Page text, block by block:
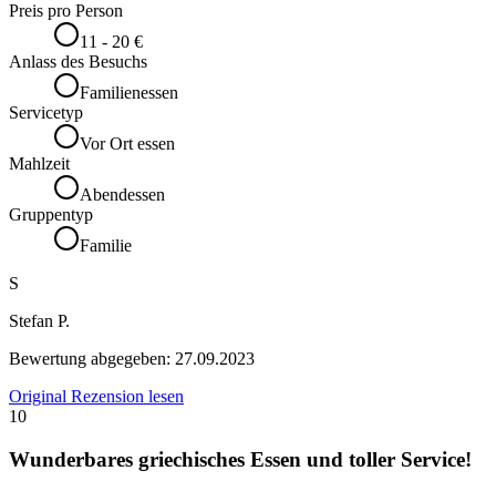
Preis pro Person
11 - 20 €
Anlass des Besuchs
Familienessen
Servicetyp
Vor Ort essen
Mahlzeit
Abendessen
Gruppentyp
Familie
S
Stefan P.
Bewertung abgegeben: 27.09.2023
Original Rezension lesen
10
Wunderbares griechisches Essen und toller Service!